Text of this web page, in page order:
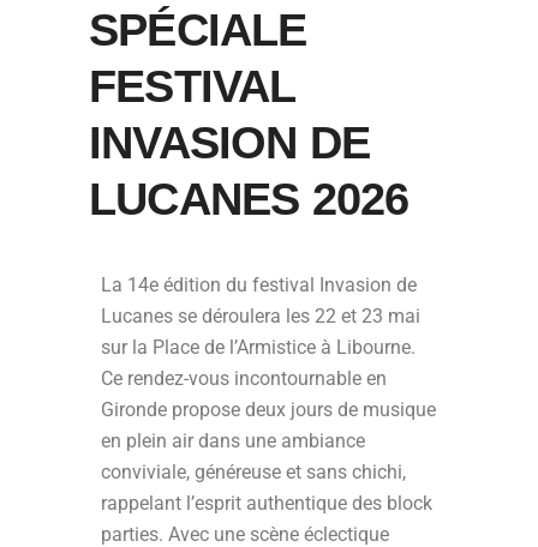
SPÉCIALE
FESTIVAL
INVASION DE
LUCANES 2026
La 14e édition du festival Invasion de
Lucanes se déroulera les 22 et 23 mai
sur la Place de l’Armistice à Libourne.
Ce rendez-vous incontournable en
Gironde propose deux jours de musique
en plein air dans une ambiance
conviviale, généreuse et sans chichi,
rappelant l’esprit authentique des block
parties. Avec une scène éclectique